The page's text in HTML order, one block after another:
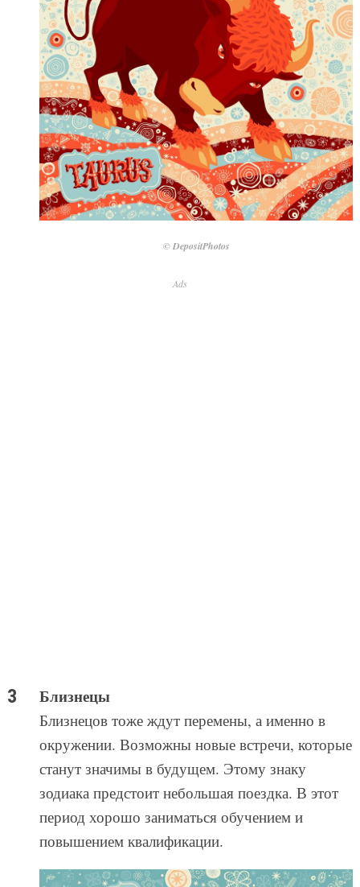
© DepositPhotos
Ads
Близнецы
Близнецов тоже ждут перемены, а именно в
окружении. Возможны новые встречи, которые
станут значимы в будущем. Этому знаку
зодиака предстоит небольшая поездка. В этот
период хорошо заниматься обучением и
повышением квалификации.